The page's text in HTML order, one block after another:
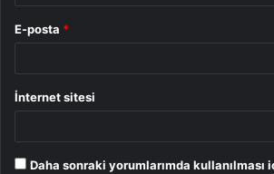
E-posta *
İnternet sitesi
Daha sonraki yorumlarımda kullanılması